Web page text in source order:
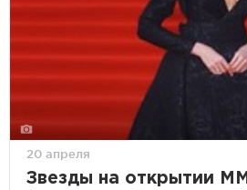
20 апреля
Звезды на открытии